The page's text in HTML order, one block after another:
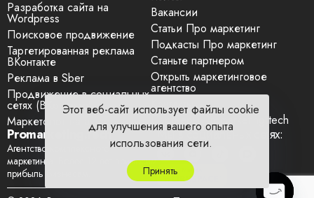
Разработка сайта на
Wordpress
Поисковое продвижение
Таргетированная реклама
ВКонтакте
Реклама в Sber
Продвижение в социальных
сетях (ВКонтакте)
Маркетолог на аутсорсинге
Вакансии
Статьи Про маркетинг
Подкасты Про маркетинг
Станьте партнером
Открыть маркетинговое
агентство
Контакты
Партнеры Promarketing.tech
Promarketing.tech
Агентство комплексного
маркетинга. Более 12 лет приносим
прибыль бизнесам.
Мы в социальных сетях:
Этот веб-сайт использует файлы cookie
для улучшения вашего опыта
использования сети.
Принять